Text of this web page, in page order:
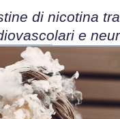
di nicotina
e